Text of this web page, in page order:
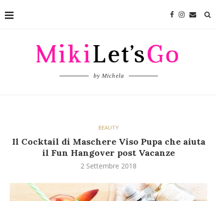
by Michela
BEAUTY
Il Cocktail di Maschere Viso Pupa che aiuta
il Fun Hangover post Vacanze
2 Settembre 2018